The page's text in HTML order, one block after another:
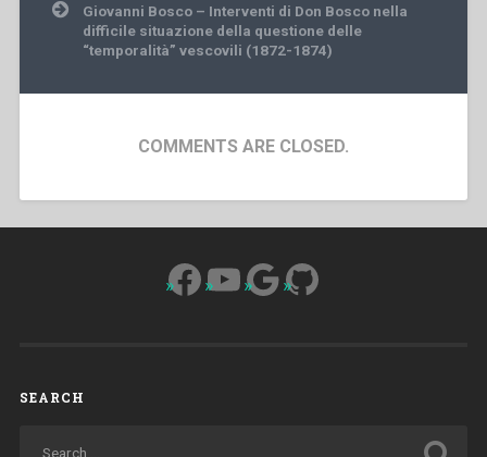
Giovanni Bosco – Interventi di Don Bosco nella
difficile situazione della questione delle
“temporalità” vescovili (1872-1874)
COMMENTS ARE CLOSED.
Facebook
YouTube
Google
GitHub
SEARCH